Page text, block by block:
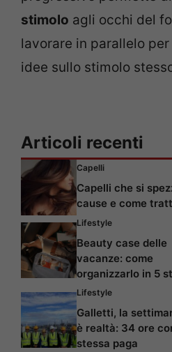
stimolo agli occhi del
lavorare in parallelo
idee sullo stimolo
Articoli recenti
Capelli
Capelli che si
cause e come
Lifestyle
Beauty case delle
vacanze: come
organizzarlo in 5
Lifestyle
Galletti, la
è realtà: 34 ore
stessa paga